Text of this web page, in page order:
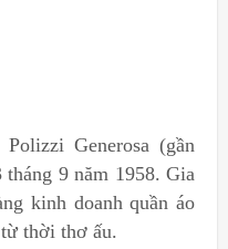
Generosa (gần
9 năm 1958. Gia
kinh doanh quần áo
thời thơ ấu.